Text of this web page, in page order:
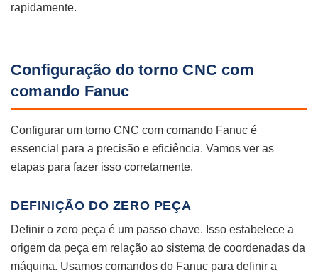
rapidamente.
Configuração do torno CNC com
comando Fanuc
Configurar um torno CNC com comando Fanuc é
essencial para a precisão e eficiência. Vamos ver as
etapas para fazer isso corretamente.
DEFINIÇÃO DO ZERO PEÇA
Definir o zero peça é um passo chave. Isso estabelece a
origem da peça em relação ao sistema de coordenadas da
máquina. Usamos comandos do Fanuc para definir a